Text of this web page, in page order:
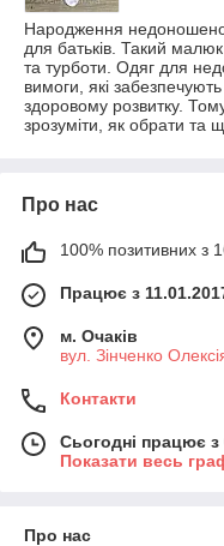
Народження
для батьків. Такий
та турботи. Одяг для
вимоги, які
здоровому розвитку.
зрозуміти, як обрати та
Про нас
100% позитивних з
Працює з
м. Очаків
вул. Зінченко
Контакти
Сьогодні працює
Показати весь
Про нас